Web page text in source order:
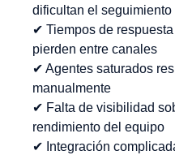
dificultan el seguimiento
✔ Tiempos de
pierden entre canales
✔ Agentes saturados
manualmente
✔ Falta de visibilidad
rendimiento del equipo
✔ Integración